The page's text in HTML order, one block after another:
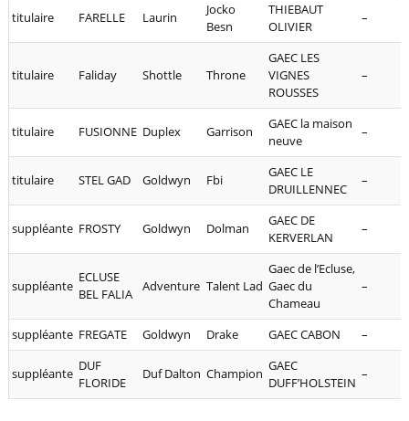
titulaire FARELLE Laurin
Jocko
Besn
THIEBAUT
OLIVIER
–
titulaire Faliday Shottle Throne
GAEC LES
VIGNES
ROUSSES
–
titulaire FUSIONNE Duplex Garrison
GAEC la maison
neuve
–
titulaire STEL GAD Goldwyn Fbi
GAEC LE
DRUILLENNEC
–
suppléante FROSTY Goldwyn Dolman
GAEC DE
KERVERLAN
–
suppléante
ECLUSE
BEL FALIA
Adventure Talent Lad
Gaec de l’Ecluse,
Gaec du
Chameau
–
suppléante FREGATE Goldwyn Drake GAEC CABON –
suppléante DUF
FLORIDE
Duf Dalton Champion GAEC
DUFF’HOLSTEIN
–